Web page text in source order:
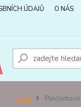
ÚDAJŮ O NÁS
Úvod